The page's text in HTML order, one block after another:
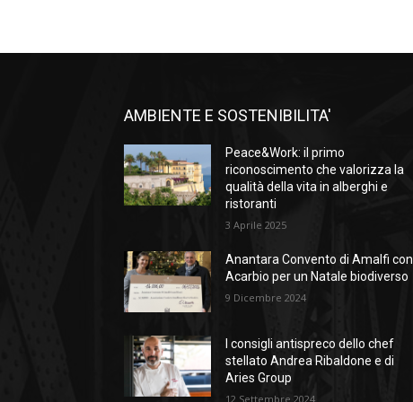
AMBIENTE E SOSTENIBILITA'
Peace&Work: il primo
riconoscimento che valorizza la
qualità della vita in alberghi e
ristoranti
3 Aprile 2025
Anantara Convento di Amalfi con
Acarbio per un Natale biodiverso
9 Dicembre 2024
I consigli antispreco dello chef
stellato Andrea Ribaldone e di
Aries Group
12 Settembre 2024